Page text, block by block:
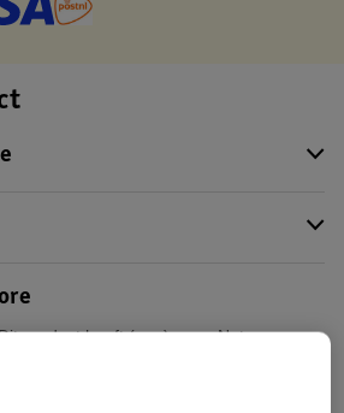
product heeft (nog) geen Nature